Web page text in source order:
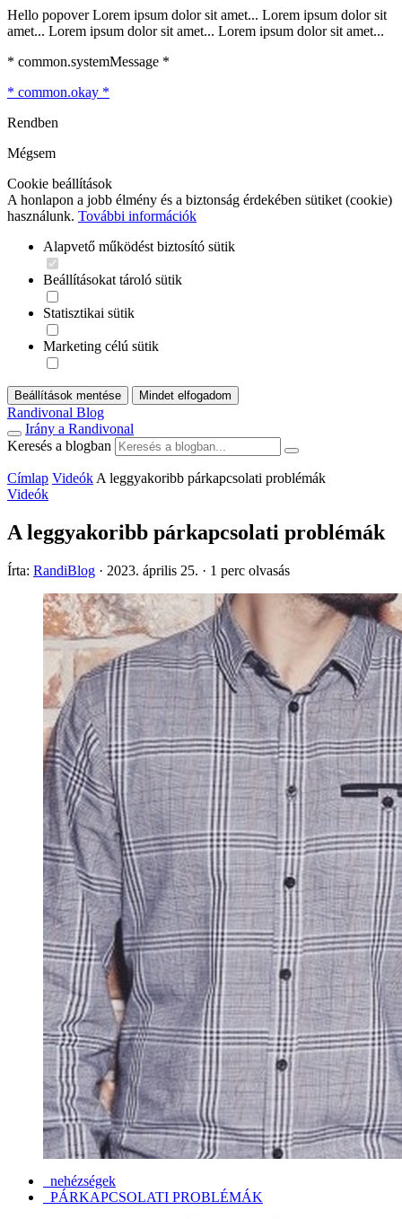
Hello popover Lorem ipsum dolor sit amet... Lorem ipsum dolor sit
amet... Lorem ipsum dolor sit amet... Lorem ipsum dolor sit amet...
* common.systemMessage *
* common.okay *
Rendben
Mégsem
Cookie beállítások
A honlapon a jobb élmény és a biztonság érdekében sütiket (cookie)
használunk. További információk
Alapvető működést biztosító sütik
Beállításokat tároló sütik
Statisztikai sütik
Marketing célú sütik
Beállítások mentése Mindet elfogadom
Randivonal Blog
Irány a Randivonal
Keresés a blogban
Címlap Videók A leggyakoribb párkapcsolati problémák
Videók
A leggyakoribb párkapcsolati problémák
Írta: RandiBlog · 2023. április 25. · 1 perc olvasás
nehézségek
PÁRKAPCSOLATI PROBLÉMÁK